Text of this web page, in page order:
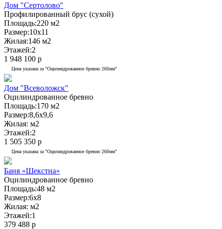
Дом "Сертолово"
Профилированный брус (сухой)
Площадь:220 м2
Размер:10x11
Жилая:146 м2
Этажей:2
1 948 100 р
Цена указана за "Оцилиндрованное бревно 260мм"
Дом "Всеволожск"
Оцилиндрованное бревно
Площадь:170 м2
Размер:8,6x9,6
Жилая: м2
Этажей:2
1 505 350 р
Цена указана за "Оцилиндрованное бревно 260мм"
Баня «Шекстна»
Оцилиндрованное бревно
Площадь:48 м2
Размер:6x8
Жилая: м2
Этажей:1
379 488 р